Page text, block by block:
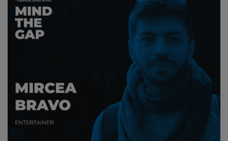
DANCEFLOOR CHART
RADIO ACADEMY
CONTUL MEU